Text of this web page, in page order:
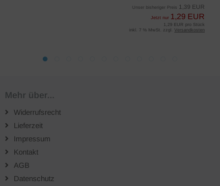
Unser bisheriger Preis 1,39 EUR
Jetzt nur 1,29 EUR
1,29 EUR pro Stück
inkl. 7 % MwSt. zzgl. Versandkosten
Mehr über...
Widerrufsrecht
Lieferzeit
Impressum
Kontakt
AGB
Datenschutz